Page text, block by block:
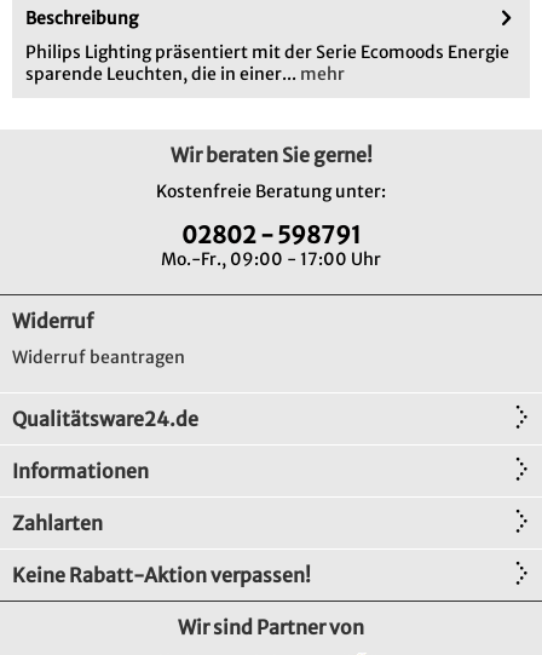
Beschreibung
Philips Lighting präsentiert mit der Serie Ecomoods Energie
sparende Leuchten, die in einer... mehr
Wir beraten Sie gerne!
Kostenfreie Beratung unter:
02802 - 598791
Mo.-Fr., 09:00 - 17:00 Uhr
Widerruf
Widerruf beantragen
Qualitätsware24.de
Informationen
Zahlarten
Keine Rabatt-Aktion verpassen!
Wir sind Partner von